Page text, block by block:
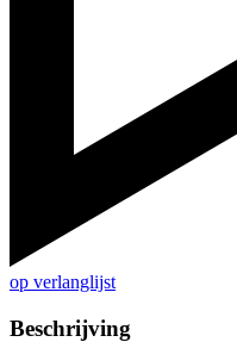
op verlanglijst
Beschrijving